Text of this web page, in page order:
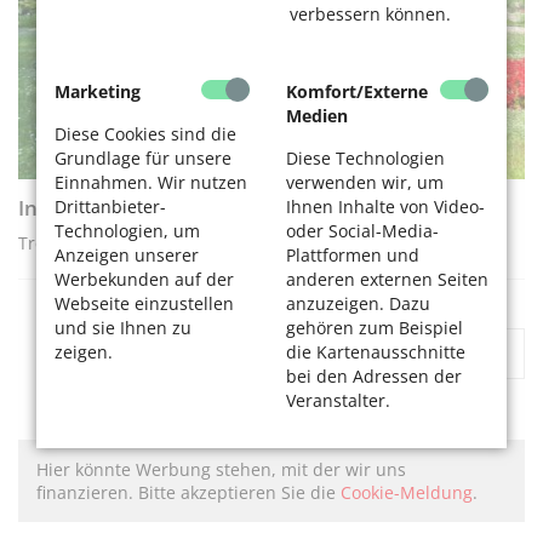
verbessern können.
Marketing
Diese Cookies sind die
Grundlage für unsere
Einnahmen. Wir nutzen
Drittanbieter-
Technologien, um
Anzeigen unserer
Werbekunden auf der
Webseite einzustellen
und sie Ihnen zu
zeigen.
Komfort/Externe
Medien
Diese Technologien
verwenden wir, um
Ihnen Inhalte von Video-
oder Social-Media-
Plattformen und
anderen externen Seiten
anzuzeigen. Dazu
gehören zum Beispiel
die Kartenausschnitte
bei den Adressen der
Veranstalter.
Individuelle Grabgestaltung
Trends zu Naturnähe und Digitalisierung
6 7 8 9
Hier könnte Werbung stehen, mit der wir uns
finanzieren. Bitte akzeptieren Sie die Cookie-Meldung.